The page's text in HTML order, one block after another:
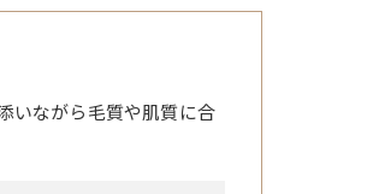
いながら毛質や肌質に合